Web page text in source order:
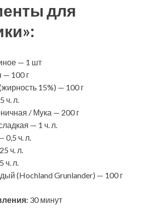
для
— 1 шт
— 100 г
15%) — 100 г
ч. л.
/ Мука — 200 г
— 1 ч. л.
0,5 ч. л.
ч. л.
ч. л.
(Hochland Grunlander) — 100 г
30 минут